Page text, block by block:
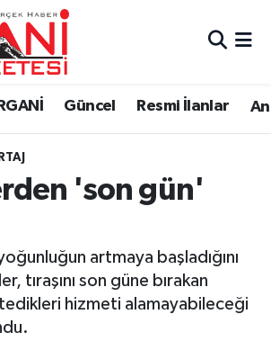
Güncel Resmi İlanlar
'son gün'
artmaya başladığını
tıraşını son güne bırakan
hizmeti alamayabileceği
Eczaneler
Yoğunluk Haritası
Durumu ve Fikstür